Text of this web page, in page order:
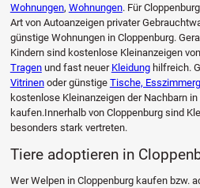
Wohnungen, Wohnungen. Für
Art von Autoanzeigen privater
günstige Wohnungen in Cloppenburg.
Kindern sind kostenlose Kleinanzeigen
Tragenund fast neuer Kleidunghilfreich.
Vitrinenoder günstige Tische,
kostenlose Kleinanzeigen der Nachbarn
kaufen.Innerhalb von Cloppenburg sind
besonders stark vertreten.
Tiere adoptieren in
Wer Welpen in Cloppenburg kaufen bzw.